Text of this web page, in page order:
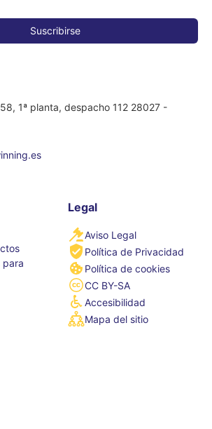
1ª planta, despacho 112 28027 -
para
Legal
Aviso Legal
Política de Privacidad
Política de cookies
CC BY-SA
Accesibilidad
Mapa del sitio